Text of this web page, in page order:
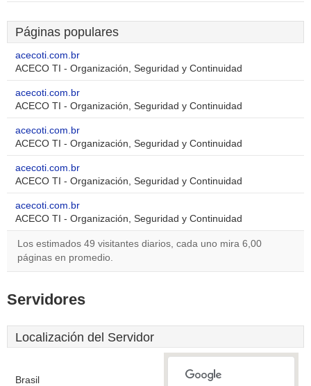
Páginas populares
acecoti.com.br
ACECO TI - Organización, Seguridad y Continuidad
acecoti.com.br
ACECO TI - Organización, Seguridad y Continuidad
acecoti.com.br
ACECO TI - Organización, Seguridad y Continuidad
acecoti.com.br
ACECO TI - Organización, Seguridad y Continuidad
acecoti.com.br
ACECO TI - Organización, Seguridad y Continuidad
Los estimados 49 visitantes diarios, cada uno mira 6,00
páginas en promedio.
Servidores
Localización del Servidor
Brasil